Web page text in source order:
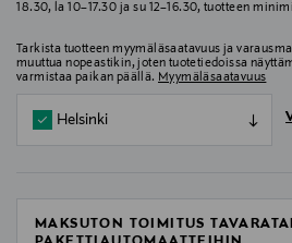
18.30, la 10–17.30 ja su 12–16.30, tuotteen
Tarkista tuotteen myymäläsaatavuus ja
muuttua nopeastikin, joten tuotetiedoissa
varmistaa paikan päällä. Myymäläsaatavuus
Helsinki
MAKSUTON TOIMITUS